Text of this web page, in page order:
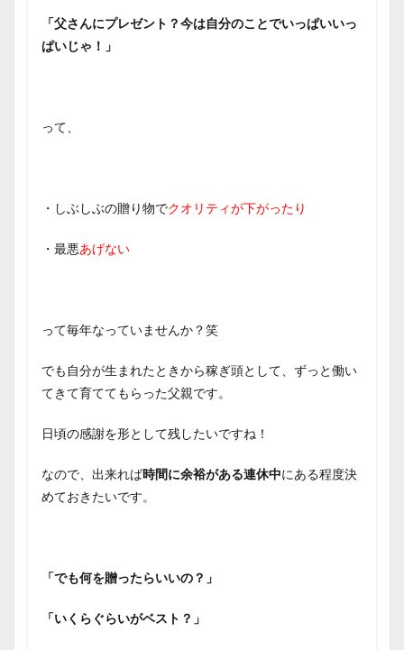
「父さんにプレゼント？今は自分のことでいっぱいいっ
ぱいじゃ！」
って、
・しぶしぶの贈り物でクオリティが下がったり
・最悪あげない
って毎年なっていませんか？笑
でも自分が生まれたときから稼ぎ頭として、ずっと働い
てきて育ててもらった父親です。
日頃の感謝を形として残したいですね！
なので、出来れば時間に余裕がある連休中にある程度決
めておきたいです。
「でも何を贈ったらいいの？」
「いくらぐらいがベスト？」